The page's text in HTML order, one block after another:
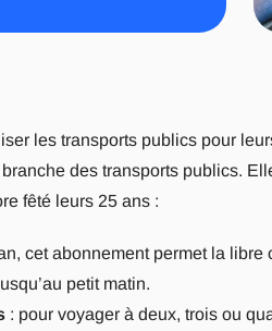
les transports publics pour
des transports publics.
fêté leurs 25 ans :
cet abonnement permet la
petit matin.
: pour voyager à deux, trois ou